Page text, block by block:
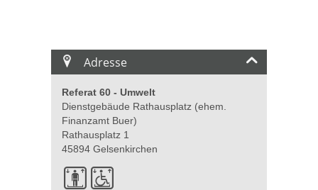
Adresse
Referat 60 - Umwelt
Dienstgebäude Rathausplatz (ehem.
Finanzamt Buer)
Rathausplatz 1
45894 Gelsenkirchen